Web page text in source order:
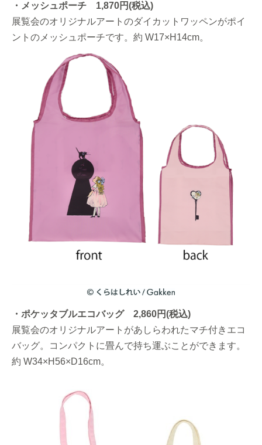
・メッシュポーチ 1,870円(税込)
展覧会のオリジナルアートのダイカットワッペンがポイ
ントのメッシュポーチです。約 W17×H14cm。
・ポケッタブルエコバッグ 2,860円(税込)
展覧会のオリジナルアートがあしらわれたマチ付きエコ
バッグ。コンパクトに畳んで持ち運ぶことができます。
約 W34×H56×D16cm。